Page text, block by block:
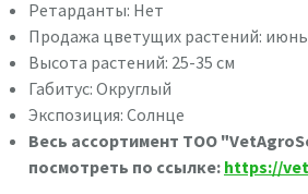
Ретарданты: Нет
Продажа цветущих растений:
Высота растений: 25-35 см
Габитус: Округлый
Экспозиция: Солнце
Весь ассортимент ТОО
посмотреть по ссылке: https://